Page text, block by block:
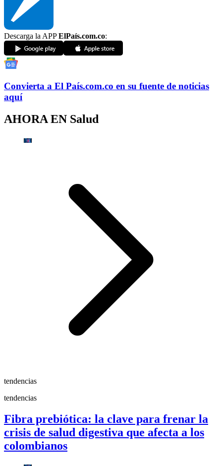
Descarga la APPElPaís.com.co:
Convierta a El País.com.co en su fuente de noticias
aquí
AHORA EN Salud
tendencias
tendencias
Fibra prebiótica: la clave para frenar la
crisis de salud digestiva que afecta a los
colombianos